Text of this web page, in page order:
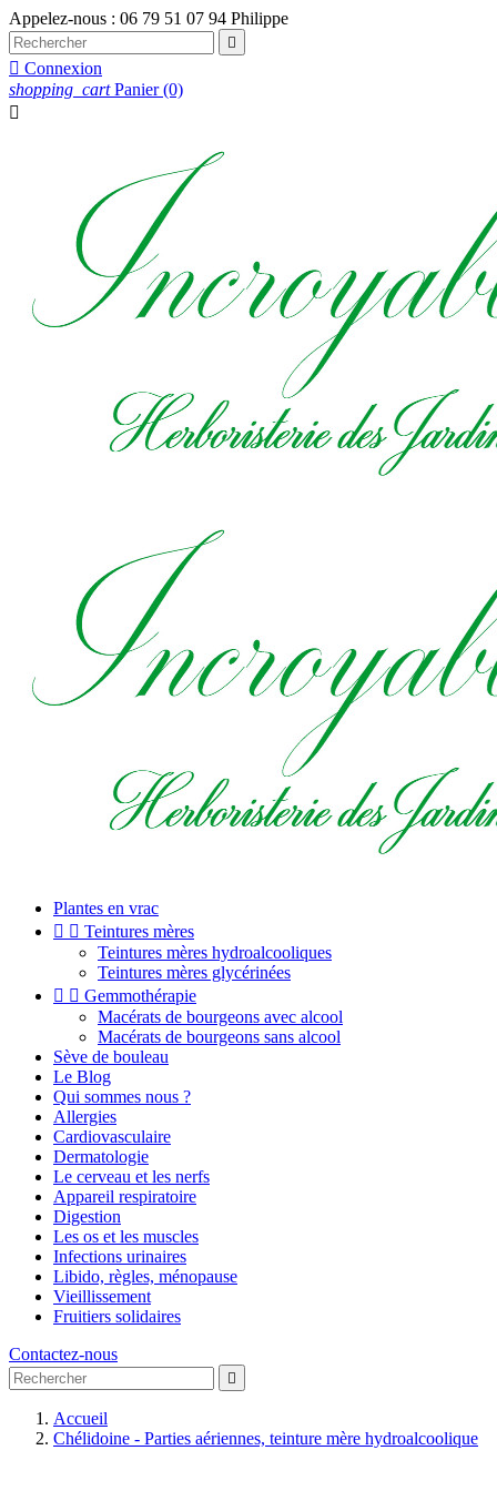
Appelez-nous : 06 79 51 07 94 Philippe

 Connexion
shopping_cart Panier (0)

Plantes en vrac
  Teintures mères
Teintures mères hydroalcooliques
Teintures mères glycérinées
  Gemmothérapie
Macérats de bourgeons avec alcool
Macérats de bourgeons sans alcool
Sève de bouleau
Le Blog
Qui sommes nous ?
Allergies
Cardiovasculaire
Dermatologie
Le cerveau et les nerfs
Appareil respiratoire
Digestion
Les os et les muscles
Infections urinaires
Libido, règles, ménopause
Vieillissement
Fruitiers solidaires
Contactez-nous

Accueil
Chélidoine - Parties aériennes, teinture mère hydroalcoolique